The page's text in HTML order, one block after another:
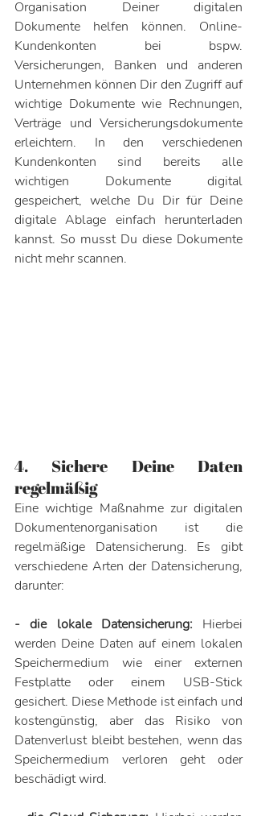
Organisation Deiner digitalen
Dokumente helfen können. Online-
Kundenkonten bei bspw.
Versicherungen, Banken und anderen
Unternehmen können Dir den Zugriff auf
wichtige Dokumente wie Rechnungen,
Verträge und Versicherungsdokumente
erleichtern. In den verschiedenen
Kundenkonten sind bereits alle
wichtigen Dokumente digital
gespeichert, welche Du Dir für Deine
digitale Ablage einfach herunterladen
kannst. So musst Du diese Dokumente
nicht mehr scannen.
4. Sichere Deine Daten
regelmäßig
Eine wichtige Maßnahme zur digitalen
Dokumentenorganisation ist die
regelmäßige Datensicherung. Es gibt
verschiedene Arten der Datensicherung,
darunter:
- die lokale Datensicherung: Hierbei
werden Deine Daten auf einem lokalen
Speichermedium wie einer externen
Festplatte oder einem USB-Stick
gesichert. Diese Methode ist einfach und
kostengünstig, aber das Risiko von
Datenverlust bleibt bestehen, wenn das
Speichermedium verloren geht oder
beschädigt wird.